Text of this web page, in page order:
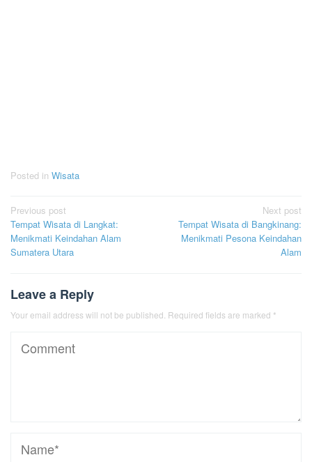
Posted in Wisata
Post
navigation
Previous post
Tempat Wisata di Langkat:
Menikmati Keindahan Alam
Sumatera Utara
Next post
Tempat Wisata di Bangkinang:
Menikmati Pesona Keindahan
Alam
Leave a Reply
Your email address will not be published. Required fields are marked *